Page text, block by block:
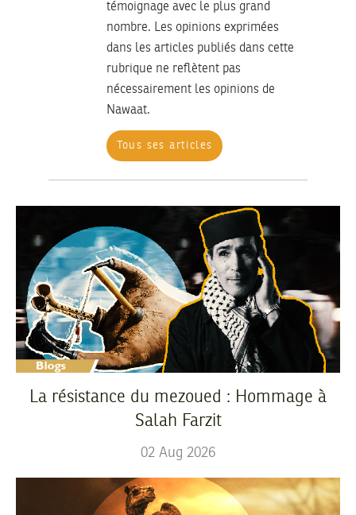
témoignage avec le plus grand
nombre. Les opinions exprimées
dans les articles publiés dans cette
rubrique ne reflètent pas
nécessairement les opinions de
Nawaat.
Tous ses articles
La résistance du mezoued : Hommage à
Salah Farzit
02 Aug 2026